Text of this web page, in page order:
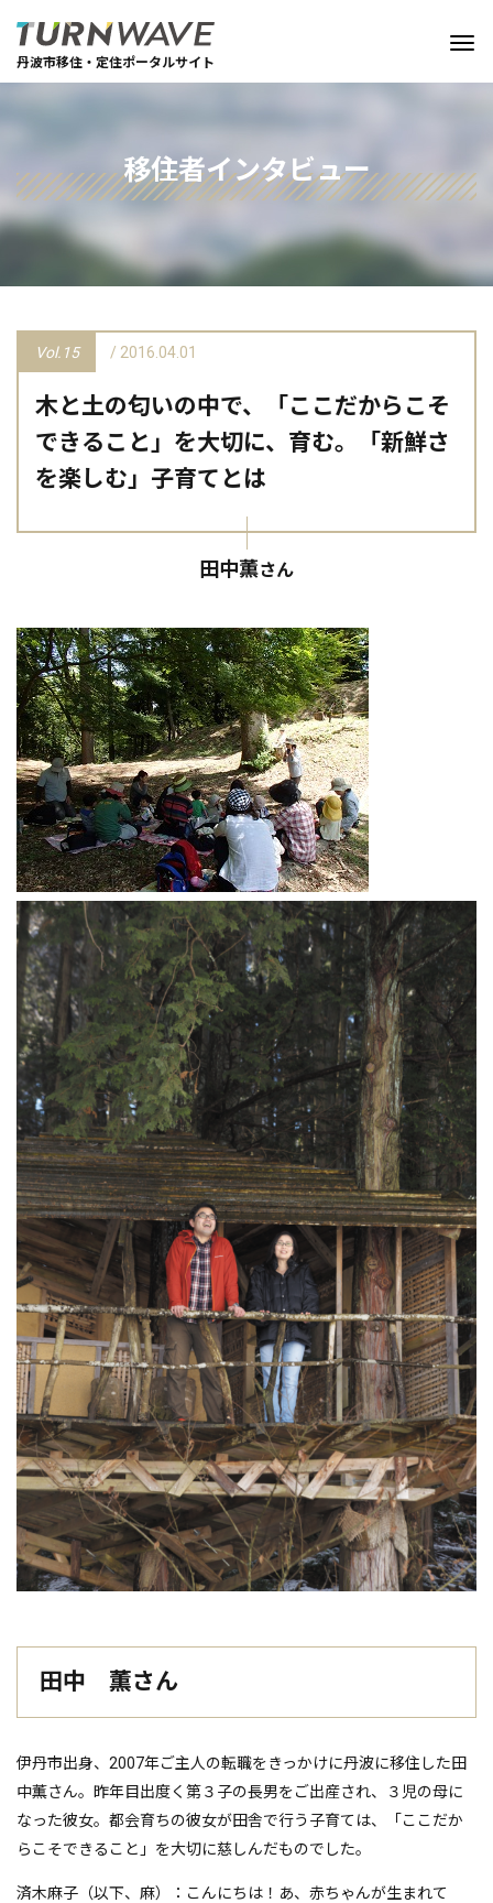
丹波市移住・定住ポータルサイト
移住者インタビュー
Vol.15 / 2016.04.01
木と土の匂いの中で、「ここだからこそ
できること」を大切に、育む。「新鮮さ
を楽しむ」子育てとは
田中薫さん
田中 薫さん
伊丹市出身、2007年ご主人の転職をきっかけに丹波に移住した田
中薫さん。昨年目出度く第３子の長男をご出産され、３児の母に
なった彼女。都会育ちの彼女が田舎で行う子育ては、「ここだか
らこそできること」を大切に慈しんだものでした。
済木麻子（以下、麻）：こんにちは！あ、赤ちゃんが生まれて